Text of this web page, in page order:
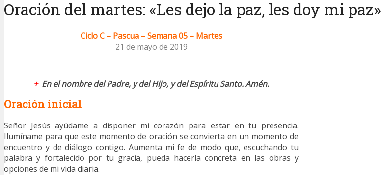
Oración del martes: «Les dejo la paz, les doy mi paz»
Ciclo C – Pascua – Semana 05 – Martes
21 de mayo de 2019
+En el nombre del Padre, y del Hijo, y del Espíritu Santo. Amén.
Oración inicial
Señor Jesús ayúdame a disponer mi corazón para estar en tu presencia.
Ilumíname para que este momento de oración se convierta en un momento de
encuentro y de diálogo contigo. Aumenta mi fe de modo que, escuchando tu
palabra y fortalecido por tu gracia, pueda hacerla concreta en las obras y
opciones de mi vida diaria.